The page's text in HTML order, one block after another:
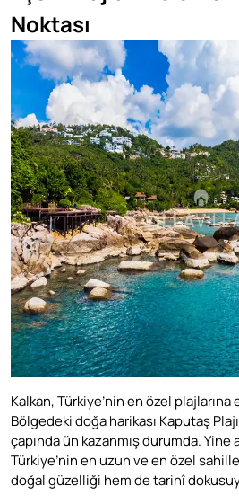
Noktası
Kalkan, Türkiye’nin en özel plajlarına
Bölgedeki doğa harikası Kaputaş
çapında ün kazanmış durumda. Yine
Türkiye’nin en uzun ve en özel
doğal güzelliği hem de tarihî